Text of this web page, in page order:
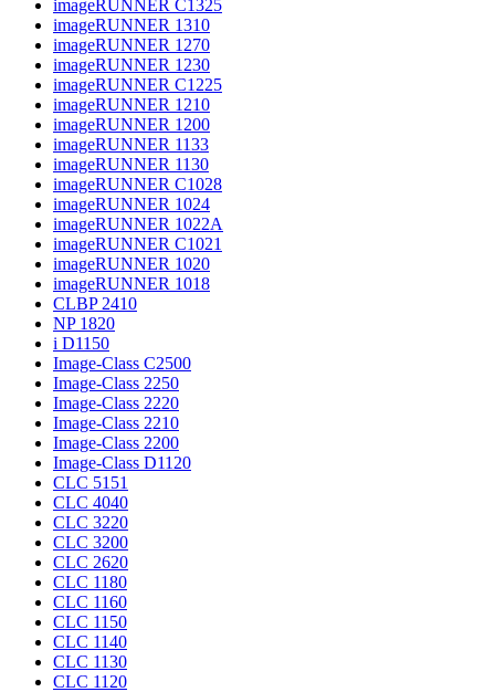
imageRUNNER C1325
imageRUNNER 1310
imageRUNNER 1270
imageRUNNER 1230
imageRUNNER C1225
imageRUNNER 1210
imageRUNNER 1200
imageRUNNER 1133
imageRUNNER 1130
imageRUNNER C1028
imageRUNNER 1024
imageRUNNER 1022A
imageRUNNER C1021
imageRUNNER 1020
imageRUNNER 1018
CLBP 2410
NP 1820
i D1150
Image-Class C2500
Image-Class 2250
Image-Class 2220
Image-Class 2210
Image-Class 2200
Image-Class D1120
CLC 5151
CLC 4040
CLC 3220
CLC 3200
CLC 2620
CLC 1180
CLC 1160
CLC 1150
CLC 1140
CLC 1130
CLC 1120